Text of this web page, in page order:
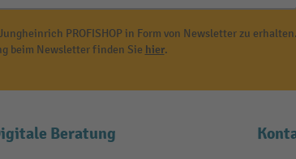
PROFISHOP in Form von Newsletter zu erhalten.
beim Newsletter finden Sie hier.
Beratung